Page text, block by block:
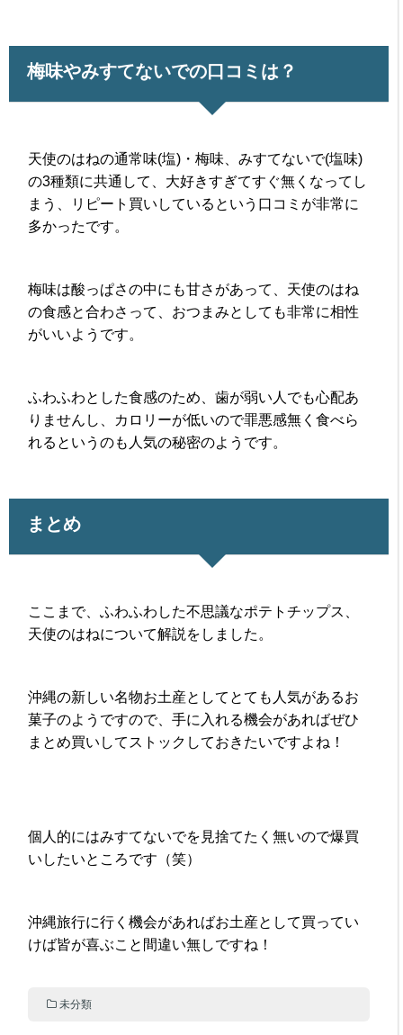
梅味やみすてないでの口コミは？
天使のはねの通常味(塩)・梅味、みすてないで(塩味)
の3種類に共通して、大好きすぎてすぐ無くなってし
まう、リピート買いしているという口コミが非常に
多かったです。
梅味は酸っぱさの中にも甘さがあって、天使のはね
の食感と合わさって、おつまみとしても非常に相性
がいいようです。
ふわふわとした食感のため、歯が弱い人でも心配あ
りませんし、カロリーが低いので罪悪感無く食べら
れるというのも人気の秘密のようです。
まとめ
ここまで、ふわふわした不思議なポテトチップス、
天使のはねについて解説をしました。
沖縄の新しい名物お土産としてとても人気があるお
菓子のようですので、手に入れる機会があればぜひ
まとめ買いしてストックしておきたいですよね！
個人的にはみすてないでを見捨てたく無いので爆買
いしたいところです（笑）
沖縄旅行に行く機会があればお土産として買ってい
けば皆が喜ぶこと間違い無しですね！
未分類